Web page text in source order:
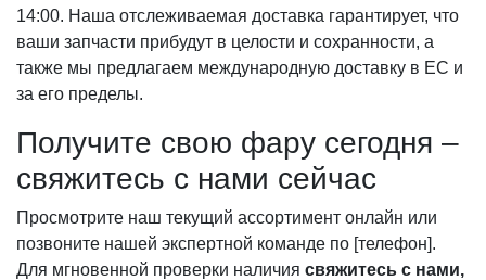
14:00. Наша отслеживаемая доставка гарантирует, что
ваши запчасти прибудут в целости и сохранности, а
также мы предлагаем международную доставку в ЕС и
за его пределы.
Получите свою фару сегодня –
свяжитесь с нами сейчас
Просмотрите наш текущий ассортимент онлайн или
позвоните нашей экспертной команде по [телефон].
Для мгновенной проверки наличия свяжитесь с нами,